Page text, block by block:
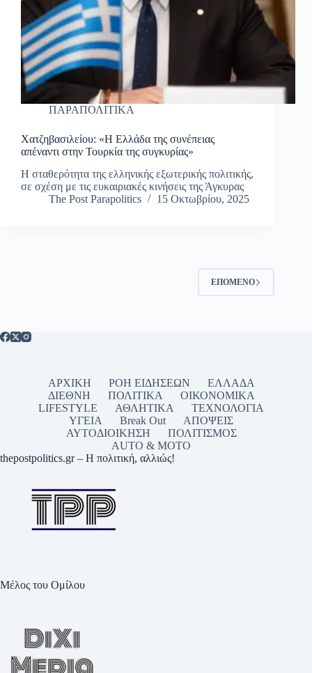
ΠΑΡΑΠΟΛΙΤΙΚΑ
Χατζηβασιλείου: «Η Ελλάδα της συνέπειας
απέναντι στην Τουρκία της συγκυρίας»
Η σταθερότητα της ελληνικής εξωτερικής πολιτικής,
σε σχέση με τις ευκαιριακές κινήσεις της Άγκυρας
The Post Parapolitics
15 Οκτωβρίου, 2025
ΕΠΌΜΕΝΟ
ΑΡΧΙΚΗ ΡΟΗ ΕΙΔΗΣΕΩΝ
ΕΛΛΑΔΑ
ΔΙΕΘΝΗ
ΠΟΛΙΤΙΚΑ
ΟΙΚΟΝΟΜΙΚΑ
LIFESTYLE
ΑΘΛΗΤΙΚΑ
ΤΕΧΝΟΛΟΓΙΑ
ΥΓΕΙΑ
Break Out
ΑΠΟΨΕΙΣ
ΑΥΤΟΔΙΟΙΚΗΣΗ
ΠΟΛΙΤΙΣΜΟΣ
AUTO & MOTO
thepostpolitics.gr – Η πολιτική, αλλιώς!
Μέλος του Ομίλου